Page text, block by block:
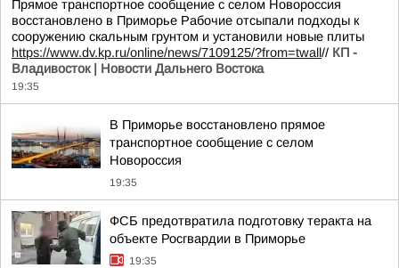
Прямое транспортное сообщение с селом Новороссия
восстановлено в Приморье Рабочие отсыпали подходы к
сооружению скальным грунтом и установили новые плиты
https://www.dv.kp.ru/online/news/7109125/?from=twall// КП -
Владивосток | Новости Дальнего Востока
19:35
В Приморье восстановлено прямое
транспортное сообщение с селом
Новороссия
19:35
ФСБ предотвратила подготовку теракта на
объекте Росгвардии в Приморье
19:35